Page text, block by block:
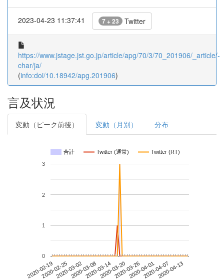
2023-04-23 11:37:41 7 + 23 Twitter
https://www.jstage.jst.go.jp/article/apg/70/3/70_201906/_article/-
char/ja/
(info:doi/10.18942/apg.201906)
言及状況
変動（ピーク前後） 変動（月別） 分布
合計 Twitter (通常) Twitter (RT)
2020-02-192020-02-252020-03-022020-03-082020-03-142020-03-202020-03-262020-04-012020-04-072020-04-13
0
1
2
3